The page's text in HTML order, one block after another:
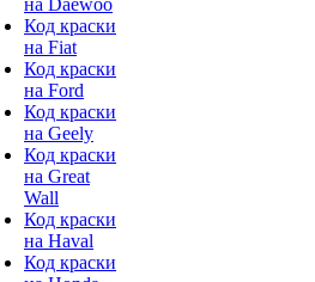
на Daewoo
Код краски
на Fiat
Код краски
на Ford
Код краски
на Geely
Код краски
на Great
Wall
Код краски
на Haval
Код краски